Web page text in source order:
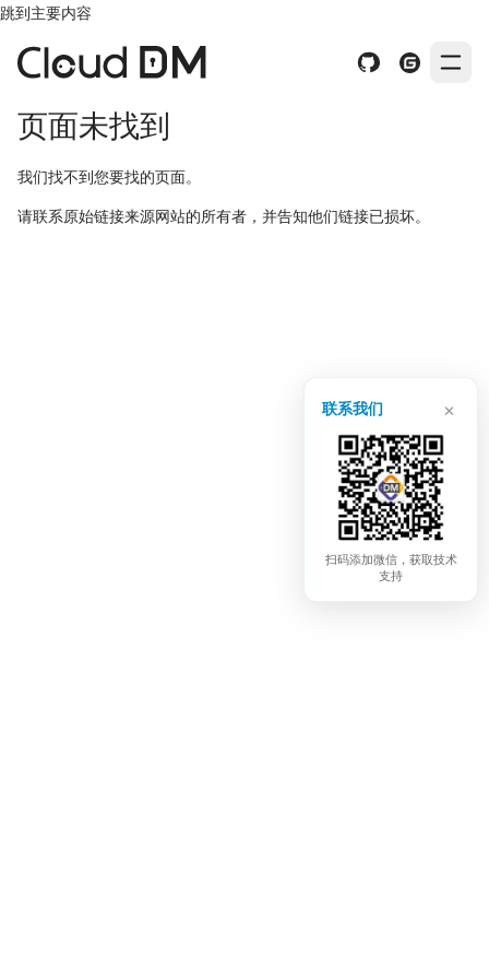
跳到主要内容
页面未找到
我们找不到您要找的页面。
请联系原始链接来源网站的所有者，并告知他们链接已损坏。
联系我们 ×
扫码添加微信，获取技术
支持